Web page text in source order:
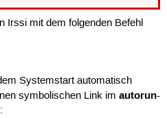
Irssi mit dem folgenden Befehl
Systemstart automatisch
symbolischen Link im autorun-